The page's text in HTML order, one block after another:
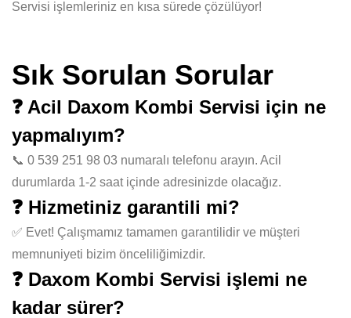
Servisi işlemleriniz en kısa sürede çözülüyor!
Sık Sorulan Sorular
❓ Acil Daxom Kombi Servisi için ne
yapmalıyım?
📞 0 539 251 98 03 numaralı telefonu arayın. Acil
durumlarda 1-2 saat içinde adresinizde olacağız.
❓ Hizmetiniz garantili mi?
✅ Evet! Çalışmamız tamamen garantilidir ve müşteri
memnuniyeti bizim önceliliğimizdir.
❓ Daxom Kombi Servisi işlemi ne
kadar sürer?